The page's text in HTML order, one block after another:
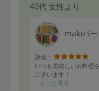
40代 女性より
makiバ
評価：
いつも美味しいお料理
ございます！
もっと見る